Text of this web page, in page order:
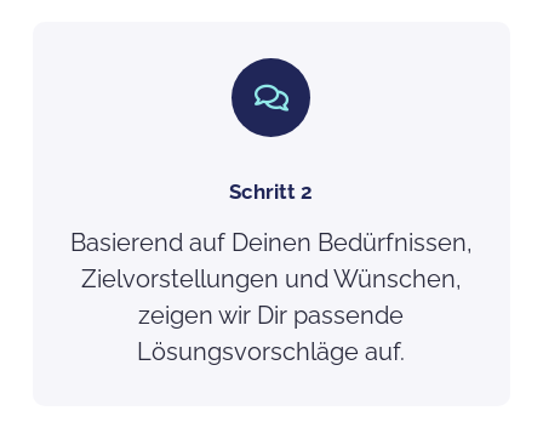
Schritt 2
Basierend auf Deinen Bedürfnissen,
Zielvorstellungen und Wünschen,
zeigen wir Dir passende
Lösungsvorschläge auf.